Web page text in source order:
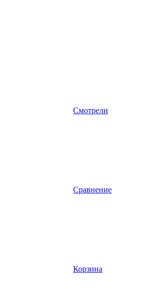
Смотрели
Сравнение
Корзина